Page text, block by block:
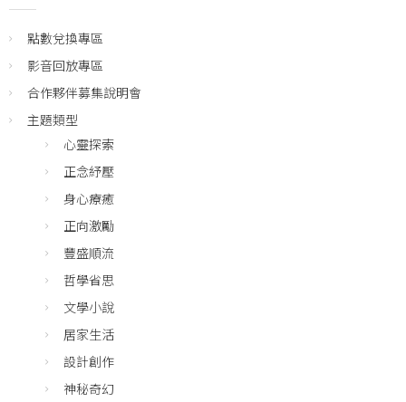
點數兌換專區
影音回放專區
合作夥伴募集說明會
主題類型
心靈探索
正念紓壓
身心療癒
正向激勵
豐盛順流
哲學省思
文學小說
居家生活
設計創作
神秘奇幻